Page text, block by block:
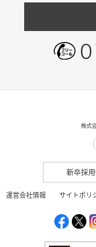
株式
新卒採
運営会社情報 サイトポリ